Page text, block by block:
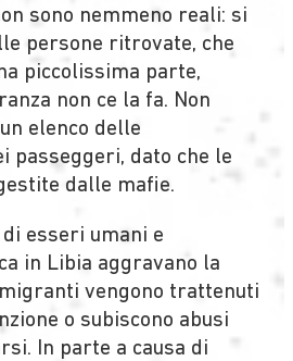
sono nemmeno reali: si
persone ritrovate, che
piccolissima parte,
non ce la fa. Non
elenco delle
passeggeri, dato che le
dalle mafie.
esseri umani e
in Libia aggravano la
vengono trattenuti
o subiscono abusi
In parte a causa di